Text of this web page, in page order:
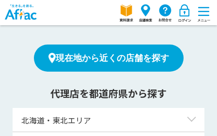
現在地から近くの店舗を探す
代理店を都道府県から探す
北海道・東北エリア